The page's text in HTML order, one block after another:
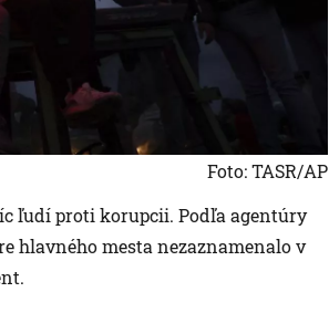
Foto: TASR/AP
ľudí proti korupcii. Podľa agentúry
hlavného mesta nezaznamenalo v